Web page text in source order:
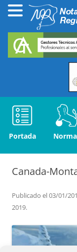
Portada
Canada-
Publicado el03/01/
2019.